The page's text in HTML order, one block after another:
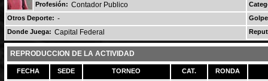
Profesión: Contador Publico
Otros Deporte: -
Donde Juega: Capital Federal
REPRODUCCION DE LA ACTIVIDAD
FECHA SEDE TORNEO CAT. RONDA